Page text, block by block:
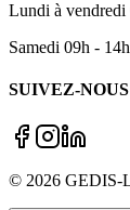
Lundi à vendredi
Samedi 09h - 14h
SUIVEZ-
© 2026 GEDIS-